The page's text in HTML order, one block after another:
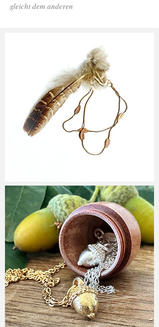
gleicht dem anderen